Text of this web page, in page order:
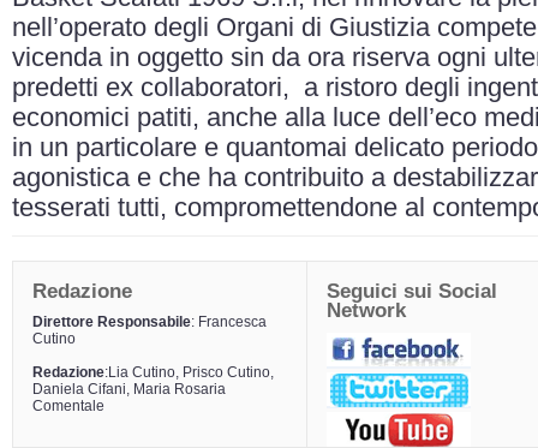
nell’operato degli Organi di Giustizia
vicenda in oggetto sin da ora riserva ogni
predetti ex collaboratori, a ristoro degli
economici patiti, anche alla luce dell’eco
in un particolare e quantomai delicato
agonistica e che ha contribuito a
tesserati tutti, compromettendone al
Redazione
Direttore Responsabile: Francesca
Cutino
Redazione:Lia Cutino, Prisco Cutino,
Daniela Cifani, Maria Rosaria
Comentale
Seguici sui Social
Network